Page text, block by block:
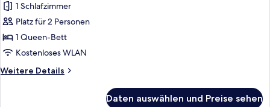
Deluxe-
Zimmer,
Balkon
anzeigen
1 Schlafzimmer
Platz für 2 Personen
1 Queen-Bett
Kostenloses WLAN
Weitere Details
Weitere
Daten auswählen und Preise sehen